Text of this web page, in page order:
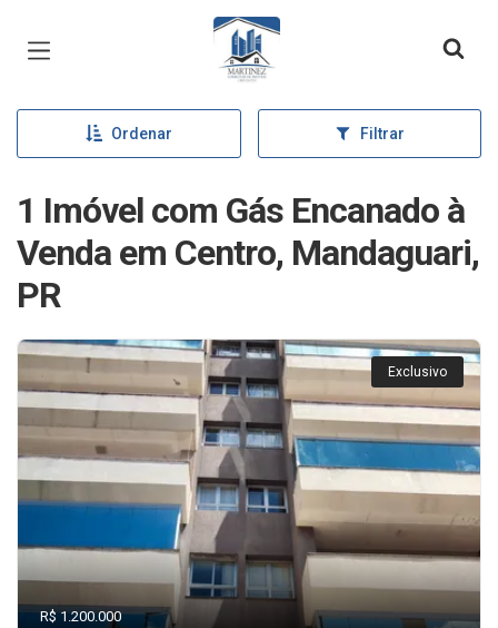
Página inicial
Ordenar Filtrar
1 Imóvel com Gás Encanado à
Venda em Centro, Mandaguari,
PR
Exclusivo
R$ 1.200.000